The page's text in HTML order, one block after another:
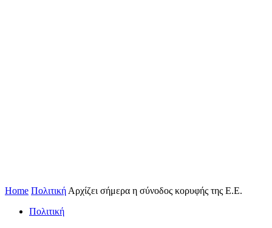
Home Πολιτική Αρχίζει σήμερα η σύνοδος κορυφής της Ε.Ε.
Πολιτική